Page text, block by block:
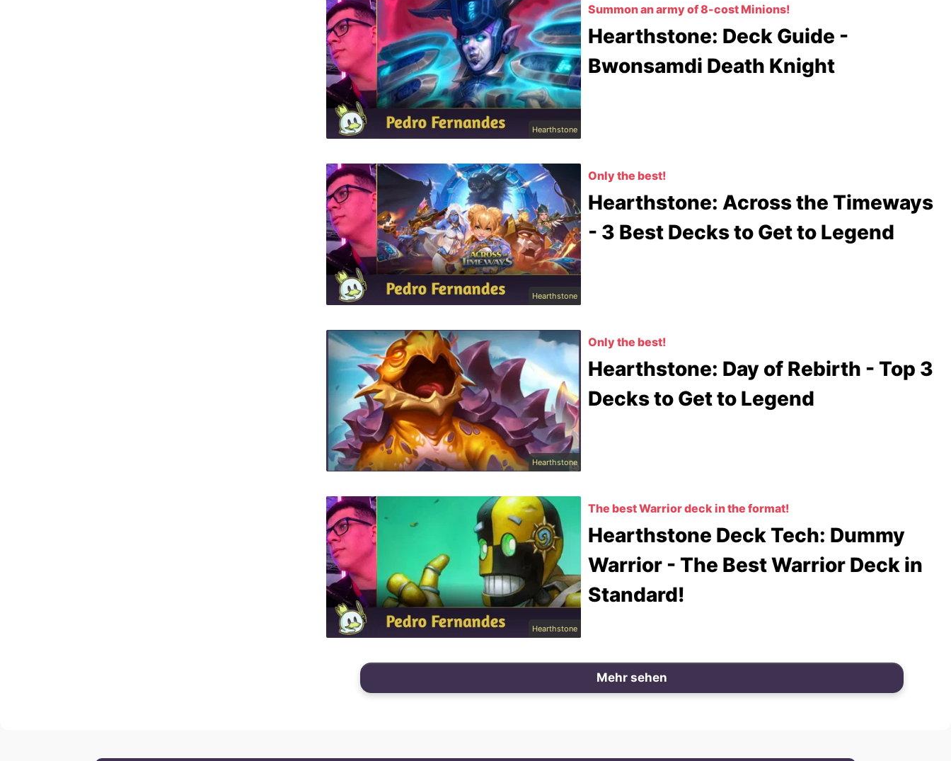
Hearthstone
Summon an army of 8-cost Minions!
Hearthstone: Deck Guide -
Bwonsamdi Death Knight
Hearthstone
Only the best!
Hearthstone: Across the Timeways
- 3 Best Decks to Get to Legend
Hearthstone
Only the best!
Hearthstone: Day of Rebirth - Top 3
Decks to Get to Legend
Hearthstone
The best Warrior deck in the format!
Hearthstone Deck Tech: Dummy
Warrior - The Best Warrior Deck in
Standard!
Mehr sehen